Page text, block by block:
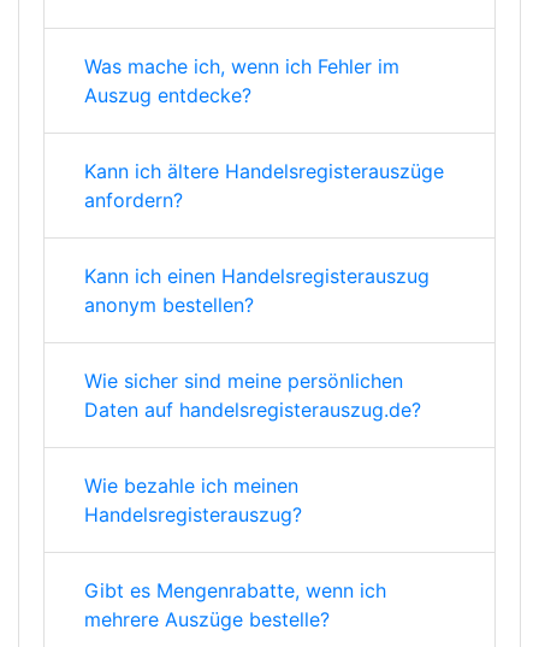
Was mache ich, wenn ich Fehler im
Auszug entdecke?
Kann ich ältere Handelsregisterauszüge
anfordern?
Kann ich einen Handelsregisterauszug
anonym bestellen?
Wie sicher sind meine persönlichen
Daten auf handelsregisterauszug.de?
Wie bezahle ich meinen
Handelsregisterauszug?
Gibt es Mengenrabatte, wenn ich
mehrere Auszüge bestelle?